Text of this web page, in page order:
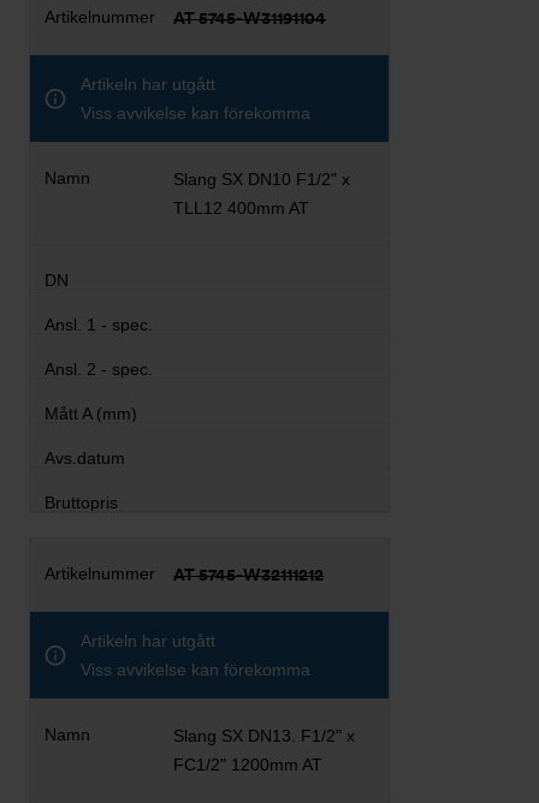
AT 5745-W31191104
Artikeln har utgått
Viss avvikelse kan förekomma
Slang SX DN10 F1/2" x
TLL12 400mm AT
AT 5745-W32111212
Artikeln har utgått
Viss avvikelse kan förekomma
Slang SX DN13. F1/2" x
FC1/2" 1200mm AT